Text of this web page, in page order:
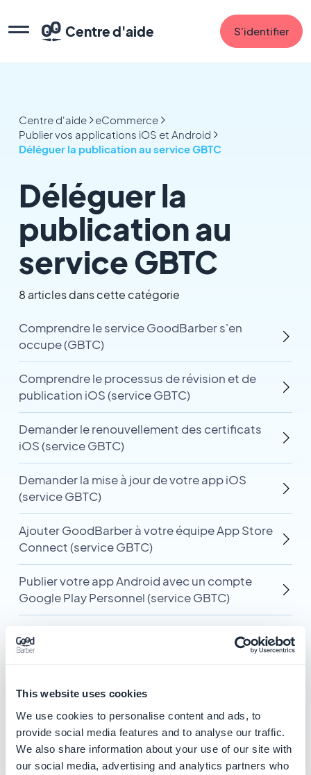
This website uses cookies
We use cookies to personalise content and ads, to
provide social media features and to analyse our traffic.
We also share information about your use of our site with
our social media, advertising and analytics partners who
Centre d'aide S'identifier
Centre d'aide
eCommerce
Publier vos applications iOS et Android
Déléguer la publication au service GBTC
Déléguer la
publication au
service GBTC
8 articles dans cette catégorie
Comprendre le service GoodBarber s'en
occupe (GBTC)
Comprendre le processus de révision et de
publication iOS (service GBTC)
Demander le renouvellement des certificats
iOS (service GBTC)
Demander la mise à jour de votre app iOS
(service GBTC)
Ajouter GoodBarber à votre équipe App Store
Connect (service GBTC)
Publier votre app Android avec un compte
Google Play Personnel (service GBTC)
(service GBTC)
développeur sur Google Play